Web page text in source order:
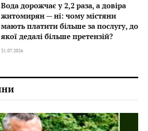
Вода дорожчає у 2,2 раза, а довіра
житомирян — ні: чому містяни
мають платити більше за послугу, до
якої дедалі більше претензій?
31.07.2026